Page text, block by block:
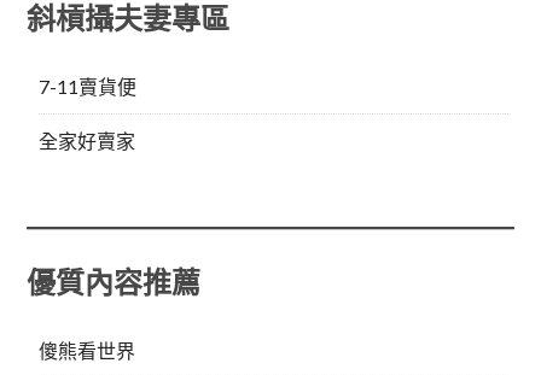
斜槓攝夫妻專區
7-11賣貨便
全家好賣家
優質內容推薦
傻熊看世界